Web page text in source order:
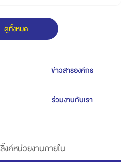
ดูทั้งหมด
ข่าวสารองค์กร
ร่วมงานกับเรา
ลิ้งค์หน่วยงานภายใน